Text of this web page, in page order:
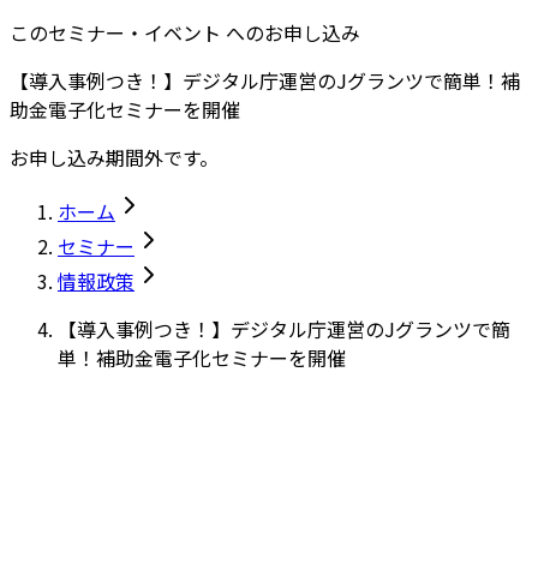
このセミナー・イベント へのお申し込み
【導入事例つき！】デジタル庁運営のJグランツで簡単！補
助金電子化セミナーを開催
お申し込み期間外です。
ホーム
セミナー
情報政策
【導入事例つき！】デジタル庁運営のJグランツで簡
単！補助金電子化セミナーを開催